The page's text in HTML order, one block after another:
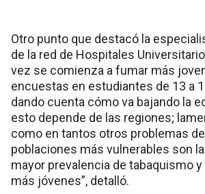
Otro punto que destacó la
de la red de Hospitales
vez se comienza a fumar más
encuestas en estudiantes de 13 a
dando cuenta cómo va bajando la
esto depende de las regiones;
como en tantos otros problemas
poblaciones más vulnerables son
mayor prevalencia de tabaquismo
más jóvenes”, detalló.